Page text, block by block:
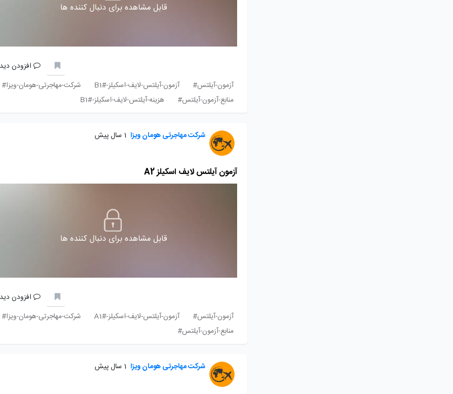
قابل مشاهده برای دنبال کننده ها
افزودن
آزمون-آیلتس#
آزمون-آیلتس-لایف-اسکیلز-B1#
شرکت-مهاجرتی-هومان-ویزا#
منابع-آزمون-آیلتس#
هزینه-آیلتس-لایف-اسکیلز-B1#
شرکت مهاجرتی هومان ویزا 1 سال پیش
آزمون آیلتس لایف اسکیلز A2
قابل مشاهده برای دنبال کننده ها
افزودن
آزمون-آیلتس#
آزمون-آیلتس-لایف-اسکیلز-A1#
شرکت-مهاجرتی-هومان-ویزا#
منابع-آزمون-آیلتس#
شرکت مهاجرتی هومان ویزا 1 سال پیش